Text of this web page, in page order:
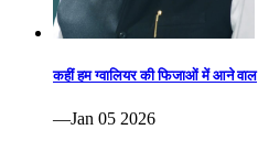
कहीं हम ग्वालियर की फिजाओं में आने वाल
—Jan 05 2026